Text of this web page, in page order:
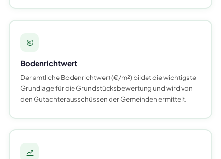
Bodenrichtwert
Der amtliche Bodenrichtwert (€/m²) bildet die wichtigste
Grundlage für die Grundstücksbewertung und wird von
den Gutachterausschüssen der Gemeinden ermittelt.